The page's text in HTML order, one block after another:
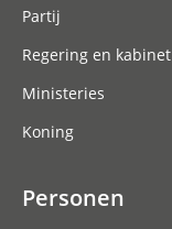
Partij
Regering en kabinet
Ministeries
Koning
Personen